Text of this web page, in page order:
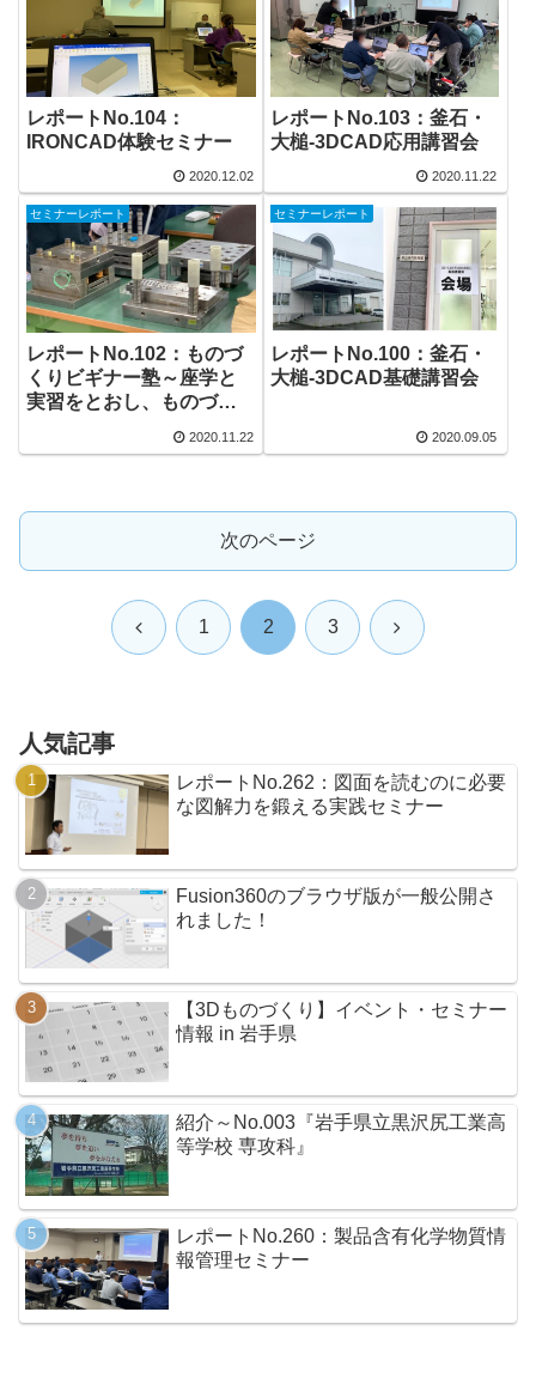
レポートNo.104：
IRONCAD体験セミナー
2020.12.02
レポートNo.103：釜石・
大槌-3DCAD応用講習会
2020.11.22
セミナーレポート
レポートNo.102：ものづ
くりビギナー塾～座学と
実習をとおし、ものづく
る
2020.11.22
セミナーレポート
レポートNo.100：釜石・
大槌-3DCAD基礎講習会
2020.09.05
次のページ
前 1 2 3 次
人気記事
レポートNo.262：図面を読むのに必要
な図解力を鍛える実践セミナー
Fusion360のブラウザ版が一般公開さ
れました！
【3Dものづくり】イベント・セミナー
情報 in 岩手県
紹介～No.003『岩手県立黒沢尻工業高
等学校 専攻科』
レポートNo.260：製品含有化学物質情
報管理セミナー